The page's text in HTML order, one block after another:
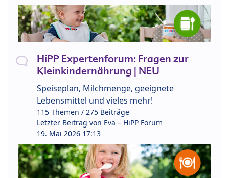
HiPP Expertenforum: Fragen zur
Kleinkindernährung | NEU
Speiseplan, Milchmenge, geeignete
Lebensmittel und vieles mehr!
115 Themen / 275 Beiträge
Letzter Beitrag von Eva – HiPP Forum
19. Mai 2026 17:13